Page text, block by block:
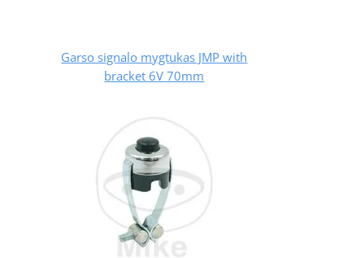
Garso signalo mygtukas JMP with
bracket 6V 70mm